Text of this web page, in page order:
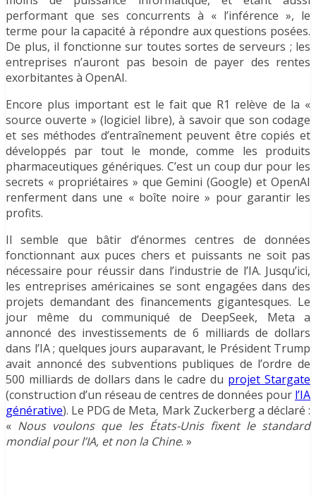
performant que ses concurrents à « l’inférence », le
terme pour la capacité à répondre aux questions posées.
De plus, il fonctionne sur toutes sortes de serveurs ; les
entreprises n’auront pas besoin de payer des rentes
exorbitantes à OpenAI.
Encore plus important est le fait que R1 relève de la «
source ouverte » (logiciel libre), à savoir que son codage
et ses méthodes d’entraînement peuvent être copiés et
développés par tout le monde, comme les produits
pharmaceutiques génériques. C’est un coup dur pour les
secrets « propriétaires » que Gemini (Google) et OpenAI
renferment dans une « boîte noire » pour garantir les
profits.
Il semble que bâtir d’énormes centres de données
fonctionnant aux puces chers et puissants ne soit pas
nécessaire pour réussir dans l’industrie de l’IA. Jusqu’ici,
les entreprises américaines se sont engagées dans des
projets demandant des financements gigantesques. Le
jour même du communiqué de DeepSeek, Meta a
annoncé des investissements de 6 milliards de dollars
dans l’IA ; quelques jours auparavant, le Président Trump
avait annoncé des subventions publiques de l’ordre de
500 milliards de dollars dans le cadre du projet Stargate
(construction d’un réseau de centres de données pour l’IA
générative). Le PDG de Meta, Mark Zuckerberg a déclaré :
« Nous voulons que les États-Unis fixent le standard
mondial pour l’IA, et non la Chine. »